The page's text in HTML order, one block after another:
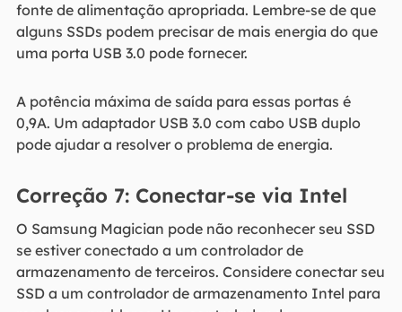
fonte de alimentação apropriada. Lembre-se de que
alguns SSDs podem precisar de mais energia do que
uma porta USB 3.0 pode fornecer.
A potência máxima de saída para essas portas é
0,9A. Um adaptador USB 3.0 com cabo USB duplo
pode ajudar a resolver o problema de energia.
Correção 7: Conectar-se via Intel
O Samsung Magician pode não reconhecer seu SSD
se estiver conectado a um controlador de
armazenamento de terceiros. Considere conectar seu
SSD a um controlador de armazenamento Intel para